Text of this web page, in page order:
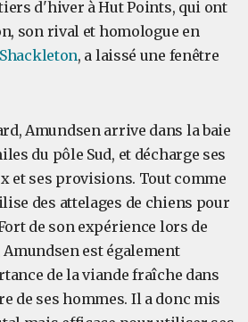
d'hiver à Hut Points, qui ont
son rival et homologue en
, a laissé une fenêtre
Amundsen arrive dans la baie
du pôle Sud, et décharge ses
et ses provisions. Tout comme
des attelages de chiens pour
de son expérience lors de
Amundsen est également
de la viande fraîche dans
de ses hommes. Il a donc mis